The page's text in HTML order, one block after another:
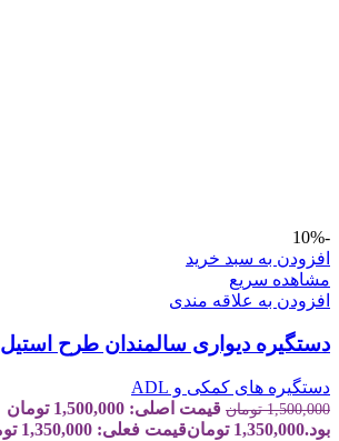
-10%
افزودن به سبد خرید
مشاهده سریع
افزودن به علاقه مندی
دستگیره دیواری سالمندان طرح استیل 80 سانتیمتر
دستگیره های کمکی و ADL
1,500,000 تومان
قیمت اصلی: 1,500,000 تومان
بود.1,350,000 تومانقیمت فعلی: 1,350,000 تومان.